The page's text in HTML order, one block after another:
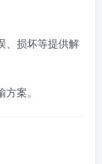
、损坏等提供解
案。